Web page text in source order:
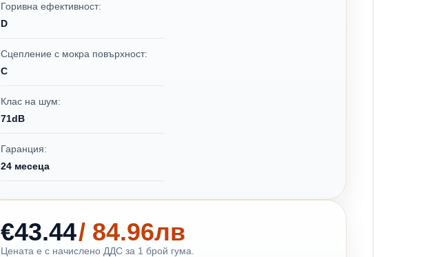
Горивна ефективност:
D
Сцепление с мокра повърхност:
C
Клас на шум:
71dB
Гаранция:
24 месеца
€43.44/ 84.96лв
Цената е с начислено ДДС за 1 брой гума.